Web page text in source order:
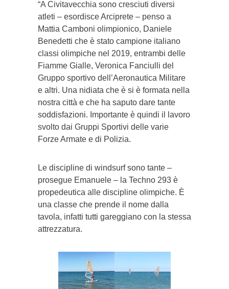
“A Civitavecchia sono cresciuti diversi
atleti – esordisce Arciprete – penso a
Mattia Camboni olimpionico, Daniele
Benedetti che è stato campione italiano
classi olimpiche nel 2019, entrambi delle
Fiamme Gialle, Veronica Fanciulli del
Gruppo sportivo dell’Aeronautica Militare
e altri. Una nidiata che è si è formata nella
nostra città e che ha saputo dare tante
soddisfazioni. Importante è quindi il lavoro
svolto dai Gruppi Sportivi delle varie
Forze Armate e di Polizia.
Le discipline di windsurf sono tante –
prosegue Emanuele – la Techno 293 è
propedeutica alle discipline olimpiche. È
una classe che prende il nome dalla
tavola, infatti tutti gareggiano con la stessa
attrezzatura.